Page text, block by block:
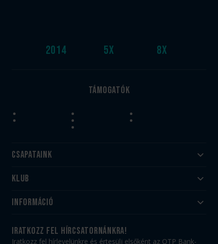
2014 5x 8x
Támogatók
Csapataink
Felnőtt
Utánpótlás
Klub
#HandballFamily
Munkatársaink
Információ
Jegy- és bérletvásárlás
Webshop
iratkozz fel hírcsatornánkra!
Iratkozz fel hírlevelünkre és értesülj elsőként az OTP Bank-